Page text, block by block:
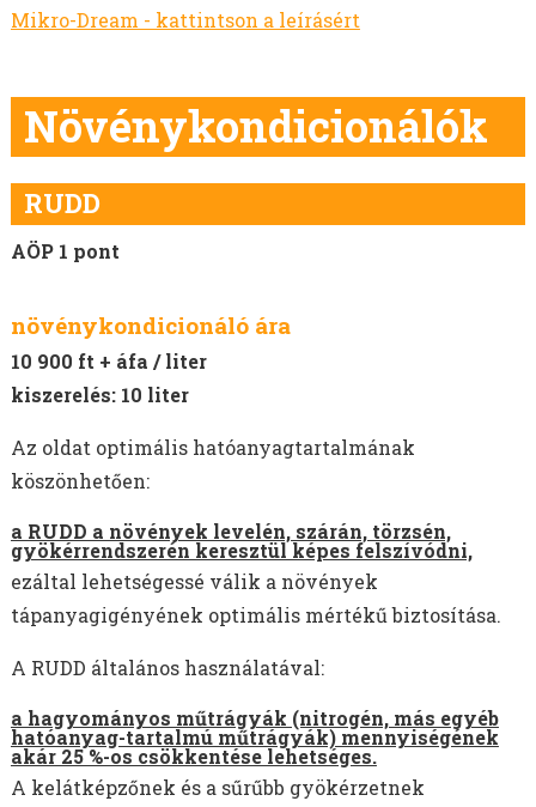
Mikro-Dream - kattintson a leírásért
Növénykondicionálók
RUDD
AÖP 1 pont
növénykondicionáló ára
10 900 ft + áfa / liter
kiszerelés: 10 liter
Az oldat optimális hatóanyagtartalmának
köszönhetően:
a RUDD a növények levelén, szárán, törzsén,
gyökérrendszerén keresztül képes felszívódni,
ezáltal lehetségessé válik a növények
tápanyagigényének optimális mértékű biztosítása.
A RUDD általános használatával:
a hagyományos műtrágyák (nitrogén, más egyéb
hatóanyag-tartalmú műtrágyák) mennyiségének
akár 25 %-os csökkentése lehetséges.
A kelátképzőnek és a sűrűbb gyökérzetnek